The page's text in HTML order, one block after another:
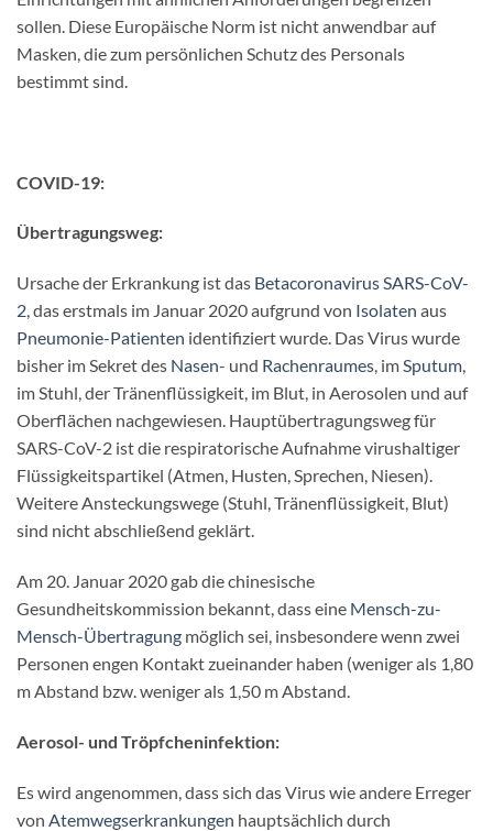
sollen. Diese Europäische Norm ist nicht anwendbar auf
Masken, die zum persönlichen Schutz des Personals
bestimmt sind.
COVID-19:
Übertragungsweg:
Ursache der Erkrankung ist das BetacoronavirusSARS-CoV-
2, das erstmals im Januar 2020 aufgrund von Isolaten aus
Pneumonie-Patienten identifiziert wurde. Das Virus wurde
bisher im Sekret des Nasen- und Rachenraumes, imSputum,
im Stuhl, der Tränenflüssigkeit, im Blut, in Aerosolen und auf
Oberflächen nachgewiesen. Hauptübertragungsweg für
SARS-CoV-2 ist die respiratorische Aufnahme virushaltiger
Flüssigkeitspartikel (Atmen, Husten, Sprechen, Niesen).
Weitere Ansteckungswege (Stuhl, Tränenflüssigkeit, Blut)
sind nicht abschließend geklärt.
Am 20. Januar 2020 gab die chinesische
Gesundheitskommission bekannt, dass eine Mensch-zu-
Mensch-Übertragung möglich sei, insbesondere wenn zwei
Personen engen Kontakt zueinander haben (weniger als 1,80
m Abstand bzw. weniger als 1,50 m Abstand.
Aerosol- und Tröpfcheninfektion:
Es wird angenommen, dass sich das Virus wie andere Erreger
von Atemwegserkrankungen hauptsächlich durch